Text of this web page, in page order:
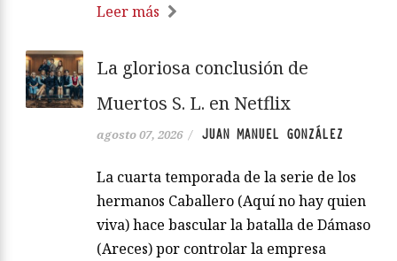
Leer más
La gloriosa conclusión de
Muertos S. L. en Netflix
agosto 07, 2026 / JUAN MANUEL GONZÁLEZ
La cuarta temporada de la serie de los
hermanos Caballero (Aquí no hay quien
viva) hace bascular la batalla de Dámaso
(Areces) por controlar la empresa